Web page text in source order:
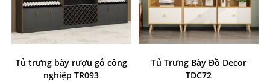
Tủ trưng bày rượu gỗ công
nghiệp TR093
Tủ Trưng Bày Đồ Decor
TDC72